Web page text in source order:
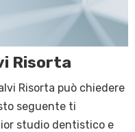
Risorta
Risorta può chiedere
seguente ti
studio dentistico e